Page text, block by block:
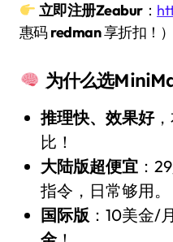
立即注册Zeabur：
惠码redman享折扣！）
为什么选
推理快、效果好
比！
大陆版超便宜：
指令，日常够用。
国际版 ：10美金/